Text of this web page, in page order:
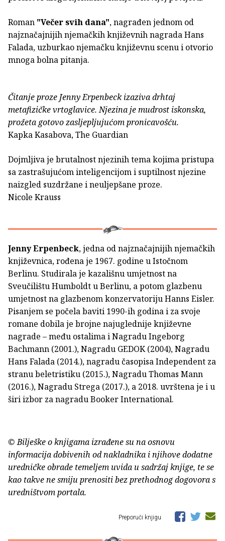
Roman "Večer svih dana", nagrađen jednom od
najznačajnijih njemačkih književnih nagrada Hans
Falada, uzburkao njemačku književnu scenu i otvorio
mnoga bolna pitanja.
Čitanje proze Jenny Erpenbeck izaziva drhtaj
metafizičke vrtoglavice. Njezina je mudrost iskonska,
prožeta gotovo zasljepljujućom pronicavošću.
Kapka Kasabova, The Guardian
Dojmljiva je brutalnost njezinih tema kojima pristupa
sa zastrašujućom inteligencijom i suptilnost njezine
naizgled suzdržane i neuljepšane proze.
Nicole Krauss
Jenny Erpenbeck, jedna od najznačajnijih njemačkih
književnica, rođena je 1967. godine u Istočnom
Berlinu. Studirala je kazališnu umjetnost na
Sveučilištu Humboldt u Berlinu, a potom glazbenu
umjetnost na glazbenom konzervatoriju Hanns Eisler.
Pisanjem se počela baviti 1990-ih godina i za svoje
romane dobila je brojne najuglednije književne
nagrade – među ostalima i Nagradu Ingeborg
Bachmann (2001.), Nagradu GEDOK (2004), Nagradu
Hans Falada (2014.), nagradu časopisa Independent za
stranu beletristiku (2015.), Nagradu Thomas Mann
(2016.), Nagradu Strega (2017.), a 2018. uvrštena je i u
širi izbor za nagradu Booker International.
© Bilješke o knjigama izrađene su na osnovu
informacija dobivenih od nakladnika i njihove dodatne
uredničke obrade temeljem uvida u sadržaj knjige, te se
kao takve ne smiju prenositi bez prethodnog dogovora s
uredništvom portala.
Preporuči knjigu